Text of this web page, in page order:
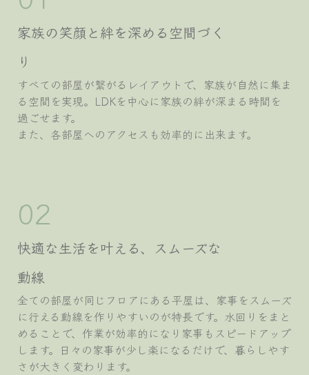
家族の笑顔と絆を深める空間づく
り
すべての部屋が繋がるレイアウトで、家族が自然に集ま
る空間を実現。LDKを中心に家族の絆が深まる時間を
過ごせます。
また、各部屋へのアクセスも効率的に出来ます。
02
快適な生活を叶える、スムーズな
動線
全ての部屋が同じフロアにある平屋は、家事をスムーズ
に行える動線を作りやすいのが特長です。水回りをまと
めることで、作業が効率的になり家事もスピードアップ
します。日々の家事が少し楽になるだけで、暮らしやす
さが大きく変わります。